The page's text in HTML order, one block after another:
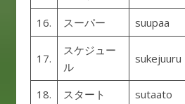
16.
スーパー suupaa
17.
スケジュー
ル
sukejuuru
18.
スタート sutaato